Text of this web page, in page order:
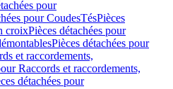
pour
pour CoudesTésPièces
croixPièces détachées pour
Pièces détachées pour
et raccordements,
Raccords et raccordements,
détachées pour